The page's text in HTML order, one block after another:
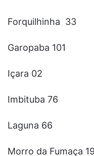
Forquilhinha 33
Garopaba 101
Içara 02
Imbituba 76
Laguna 66
Morro da Fumaça